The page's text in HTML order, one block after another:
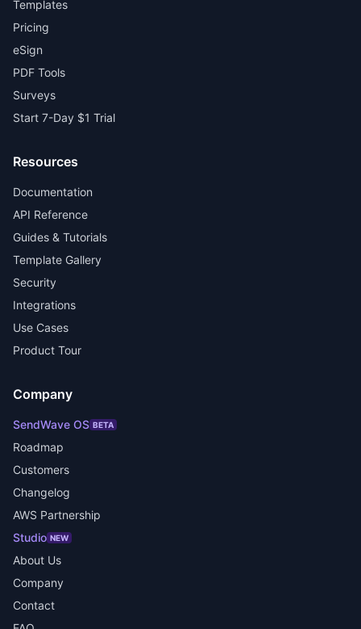
Templates
Pricing
eSign
PDF Tools
Surveys
Start 7-Day $1 Trial
Resources
Documentation
API Reference
Guides & Tutorials
Template Gallery
Security
Integrations
Use Cases
Product Tour
Company
SendWave OS BETA
Roadmap
Customers
Changelog
AWS Partnership
Studio NEW
About Us
Company
Contact